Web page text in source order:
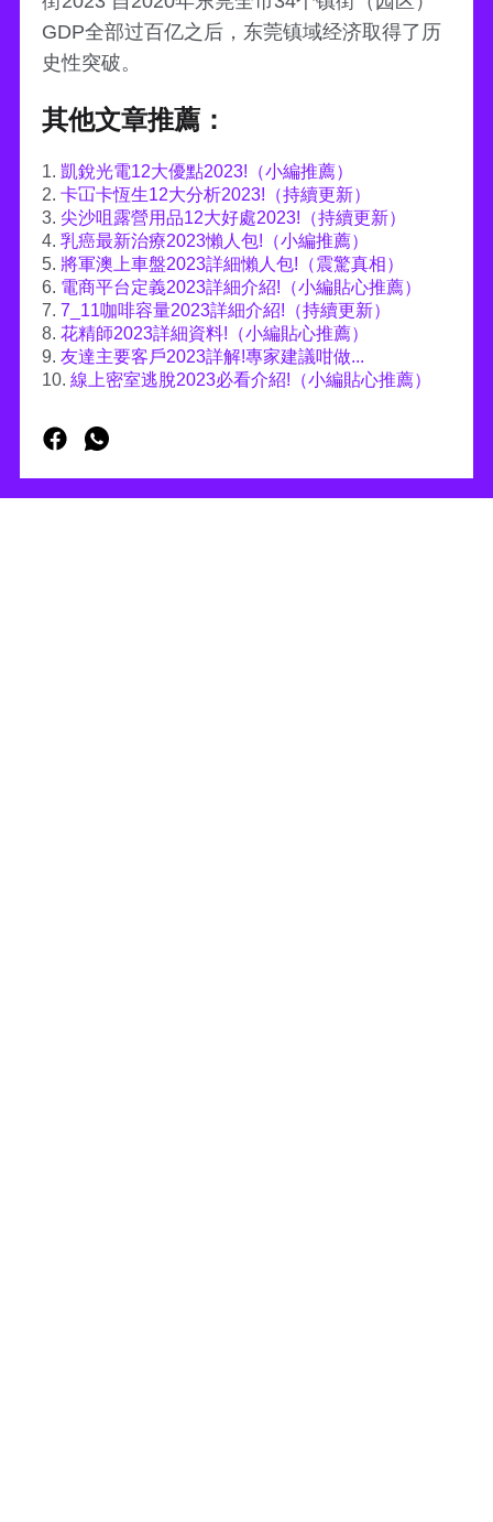
GDP全部过百亿之后，东莞镇域经济取得了历
史性突破。
其他文章推薦：
1. 凱銳光電12大優點2023!（小編推薦）
2. 卡冚卡恆生12大分析2023!（持續更新）
3. 尖沙咀露營用品12大好處2023!（持續更新）
4. 乳癌最新治療2023懶人包!（小編推薦）
5. 將軍澳上車盤2023詳細懶人包!（震驚真相）
6. 電商平台定義2023詳細介紹!（小編貼心推薦）
7. 7_11咖啡容量2023詳細介紹!（持續更新）
8. 花精師2023詳細資料!（小編貼心推薦）
9. 友達主要客戶2023詳解!專家建議咁做...
10. 線上密室逃脫2023必看介紹!（小編貼心推薦）